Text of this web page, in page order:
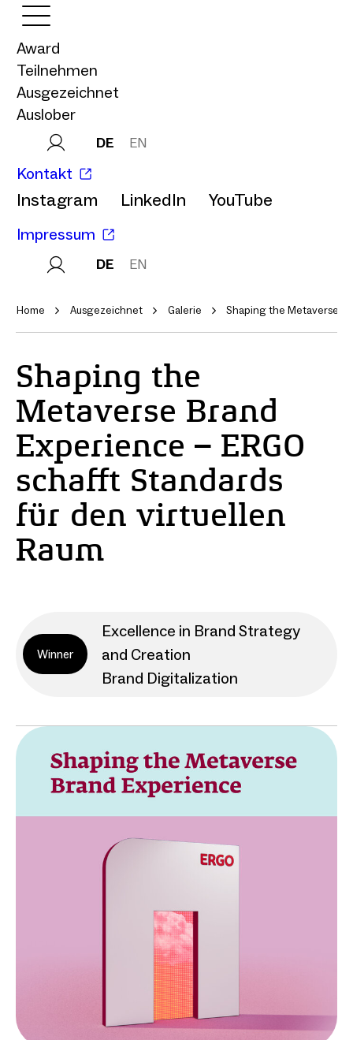
Award
Teilnehmen
Ausgezeichnet
Auslober
DE EN
Kontakt
Instagram LinkedIn YouTube
Impressum
DE EN
Home Ausgezeichnet Galerie Shaping the Metaverse
Shaping the
Metaverse Brand
Experience – ERGO
schafft Standards
für den virtuellen
Raum
Winner
Excellence in Brand Strategy
and Creation
Brand Digitalization